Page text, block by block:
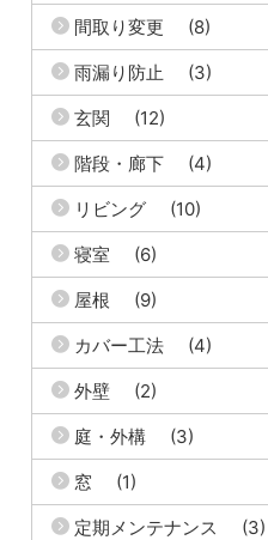
間取り変更
(8)
雨漏り防止
(3)
玄関
(12)
階段・廊下
(4)
リビング
(10)
寝室
(6)
屋根
(9)
カバー工法
(4)
外壁
(2)
庭・外構
(3)
窓
(1)
定期メンテナンス
(3)